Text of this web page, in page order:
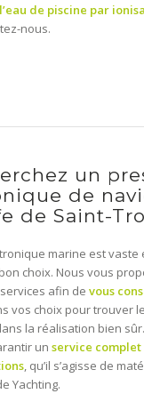
de piscine par
nous.
un
de
de Saint-
marine est
choix. Nous vous
afin de vous
vos choix pour trouver
la réalisation bien sûr.
un service complet
, qu’il s’agisse de
Yachting.